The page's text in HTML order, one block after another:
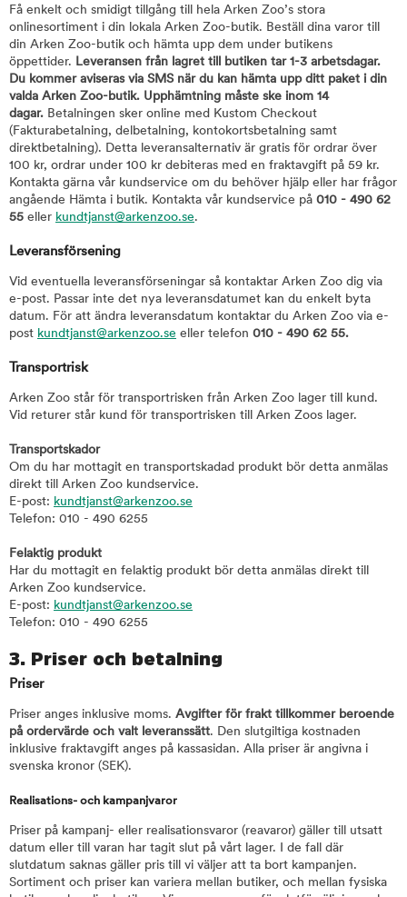
Få enkelt och smidigt tillgång till hela Arken Zoo’s stora
onlinesortiment i din lokala Arken Zoo-butik. Beställ dina varor till
din Arken Zoo-butik och hämta upp dem under butikens
öppettider. Leveransen från lagret till butiken tar 1-3 arbetsdagar.
Du kommer aviseras via SMS när du kan hämta upp ditt paket i din
valda Arken Zoo-butik. Upphämtning måste ske inom 14
dagar. Betalningen sker online med Kustom Checkout
(Fakturabetalning, delbetalning, kontokortsbetalning samt
direktbetalning). Detta leveransalternativ är gratis för ordrar över
100 kr, ordrar under 100 kr debiteras med en fraktavgift på 59 kr.
Kontakta gärna vår kundservice om du behöver hjälp eller har frågor
angående Hämta i butik. Kontakta vår kundservice på 010 - 490 62
55 eller kundtjanst@arkenzoo.se.
Leveransförsening
Vid eventuella leveransförseningar så kontaktar Arken Zoo dig via
e-post. Passar inte det nya leveransdatumet kan du enkelt byta
datum. För att ändra leveransdatum kontaktar du Arken Zoo via e-
post kundtjanst@arkenzoo.se eller telefon 010 - 490 62 55.
Transportrisk
Arken Zoo står för transportrisken från Arken Zoo lager till kund.
Vid returer står kund för transportrisken till Arken Zoos lager.
Transportskador
Om du har mottagit en transportskadad produkt bör detta anmälas
direkt till Arken Zoo kundservice.
E-post: kundtjanst@arkenzoo.se
Telefon: 010 - 490 6255
Felaktig produkt
Har du mottagit en felaktig produkt bör detta anmälas direkt till
Arken Zoo kundservice.
E-post: kundtjanst@arkenzoo.se
Telefon: 010 - 490 6255
3. Priser och betalning
Priser
Priser anges inklusive moms. Avgifter för frakt tillkommer beroende
på ordervärde och valt leveranssätt. Den slutgiltiga kostnaden
inklusive fraktavgift anges på kassasidan. Alla priser är angivna i
svenska kronor (SEK).
Realisations- och kampanjvaror
Priser på kampanj- eller realisationsvaror (reavaror) gäller till utsatt
datum eller till varan har tagit slut på vårt lager. I de fall där
slutdatum saknas gäller pris till vi väljer att ta bort kampanjen.
Sortiment och priser kan variera mellan butiker, och mellan fysiska